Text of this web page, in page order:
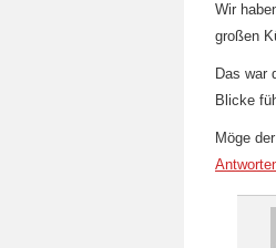
Wir
großen
Das war
Blicke
Möge